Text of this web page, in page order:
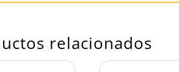
relacionados